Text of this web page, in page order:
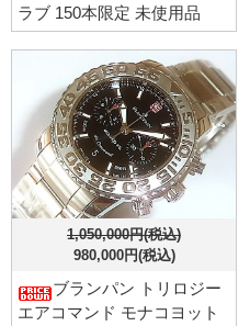
ラブ 150本限定 未使用品
1,050,000円(税込)
980,000円(税込)
ブランパン トリロジー
エアコマンド モナコヨット